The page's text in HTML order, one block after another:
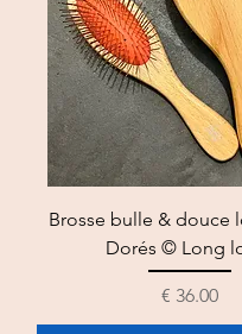
Brosse bulle & douce
Dorés © Long
السعر